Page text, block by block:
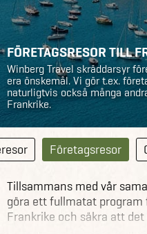
FÖRETAGSRESOR TILL
Winberg Travel skräddarsyr
era önskemål. Vi gör t.ex.
naturligtvis också många
Frankrike.
Företagsresor
Tillsammans med vår
göra ett fullmatat
Frankrike och säkra att